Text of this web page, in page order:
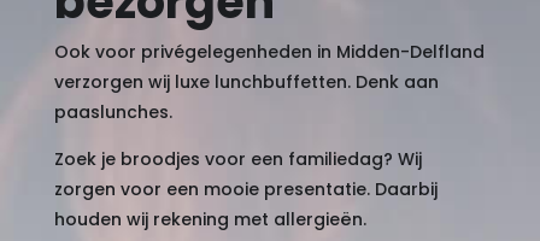
Ook voor privégelegenheden in Midden-Delfland
verzorgen wij luxe lunchbuffetten. Denk aan
paaslunches.
Zoek je broodjes voor een familiedag? Wij
zorgen voor een mooie presentatie. Daarbij
houden wij rekening met allergieën.